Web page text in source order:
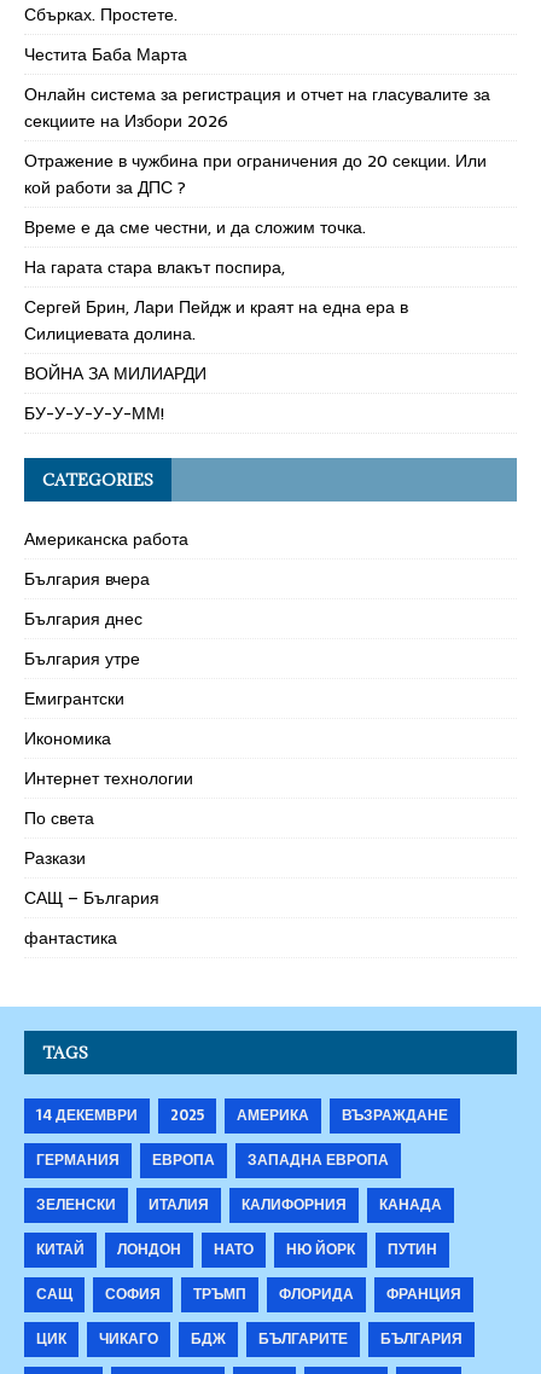
Сбърках. Простете.
Честита Баба Марта
Онлайн система за регистрация и отчет на гласувалите за
секциите на Избори 2026
Отражение в чужбина при ограничения до 20 секции. Или
кой работи за ДПС ?
Време е да сме честни, и да сложим точка.
На гарата стара влакът поспира,
Сергей Брин, Лари Пейдж и краят на една ера в
Силициевата долина.
ВОЙНА ЗА МИЛИАРДИ
БУ-У-У-У-У-ММ!
CATEGORIES
Американска работа
България вчера
България днес
България утре
Емигрантски
Икономика
Интернет технологии
По света
Разкази
САЩ – България
фантастика
TAGS
14 ДЕКЕМВРИ 2025 АМЕРИКА
ВЪЗРАЖДАНЕ
ГЕРМАНИЯ
ЕВРОПА
ЗАПАДНА ЕВРОПА
ЗЕЛЕНСКИ
ИТАЛИЯ КАЛИФОРНИЯ
КАНАДА
КИТАЙ
ЛОНДОН НАТО НЮ ЙОРК
ПУТИН
САЩ
СОФИЯ ТРЪМП ФЛОРИДА
ФРАНЦИЯ
ЦИК
ЧИКАГО БДЖ БЪЛГАРИТЕ
БЪЛГАРИЯ